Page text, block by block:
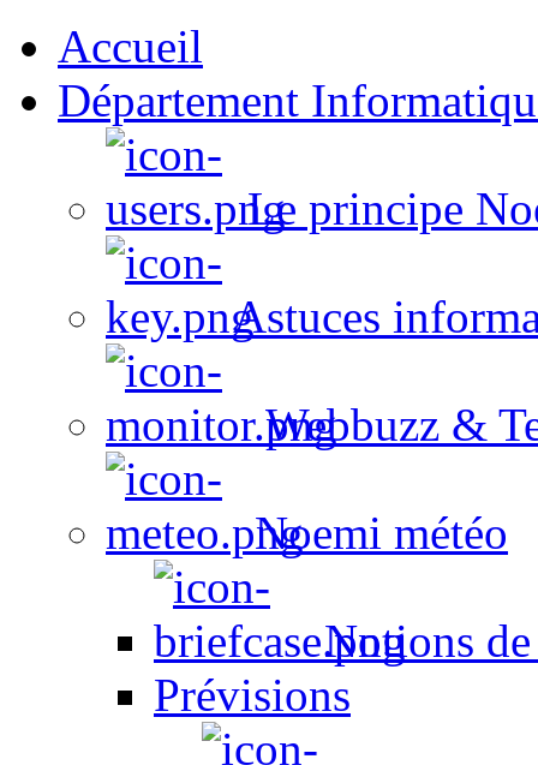
Accueil
Département
Le principe
Astuces
Webbuzz &
Noemi météo
Notions
Prévisions